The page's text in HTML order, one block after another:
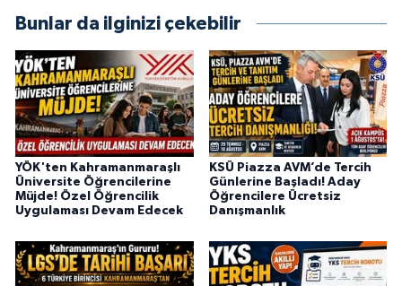
Bunlar da ilginizi çekebilir
YÖK'ten Kahramanmaraşlı
Üniversite Öğrencilerine
Müjde! Özel Öğrencilik
Uygulaması Devam Edecek
KSÜ Piazza AVM’de Tercih
Günlerine Başladı! Aday
Öğrencilere Ücretsiz
Danışmanlık
BİLİM TEKNOLOJİ
ASAYİŞ
SEÇİM 2015
ÇEVRE
BİLİM VE TEKNOLOJİ
YARIŞMALAR